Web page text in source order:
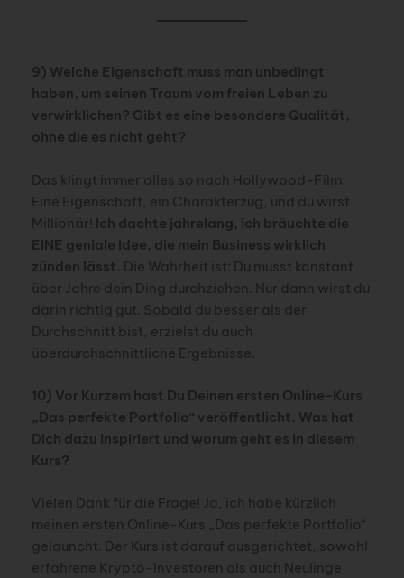
9) Welche Eigenschaft muss man unbedingt
haben, um seinen Traum vom freien Leben zu
verwirklichen? Gibt es eine besondere Qualität,
ohne die es nicht geht?
Das klingt immer alles so nach Hollywood-Film:
Eine Eigenschaft, ein Charakterzug, und du wirst
Millionär! Ich dachte jahrelang, ich bräuchte die
EINE geniale Idee, die mein Business wirklich
zünden lässt. Die Wahrheit ist: Du musst konstant
über Jahre dein Ding durchziehen. Nur dann wirst du
darin richtig gut. Sobald du besser als der
Durchschnitt bist, erzielst du auch
überdurchschnittliche Ergebnisse.
10) Vor Kurzem hast Du Deinen ersten Online-Kurs
„Das perfekte Portfolio“ veröffentlicht. Was hat
Dich dazu inspiriert und worum geht es in diesem
Kurs?
Vielen Dank für die Frage! Ja, ich habe kürzlich
meinen ersten Online-Kurs „Das perfekte Portfolio“
gelauncht. Der Kurs ist darauf ausgerichtet, sowohl
erfahrene Krypto-Investoren als auch Neulinge